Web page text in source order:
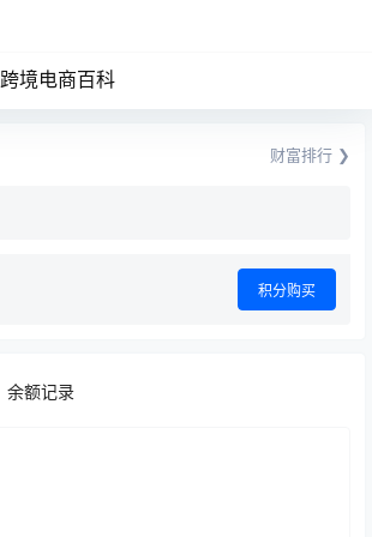
跨境电商百科
财富排行 ❯
积分购买
余额记录